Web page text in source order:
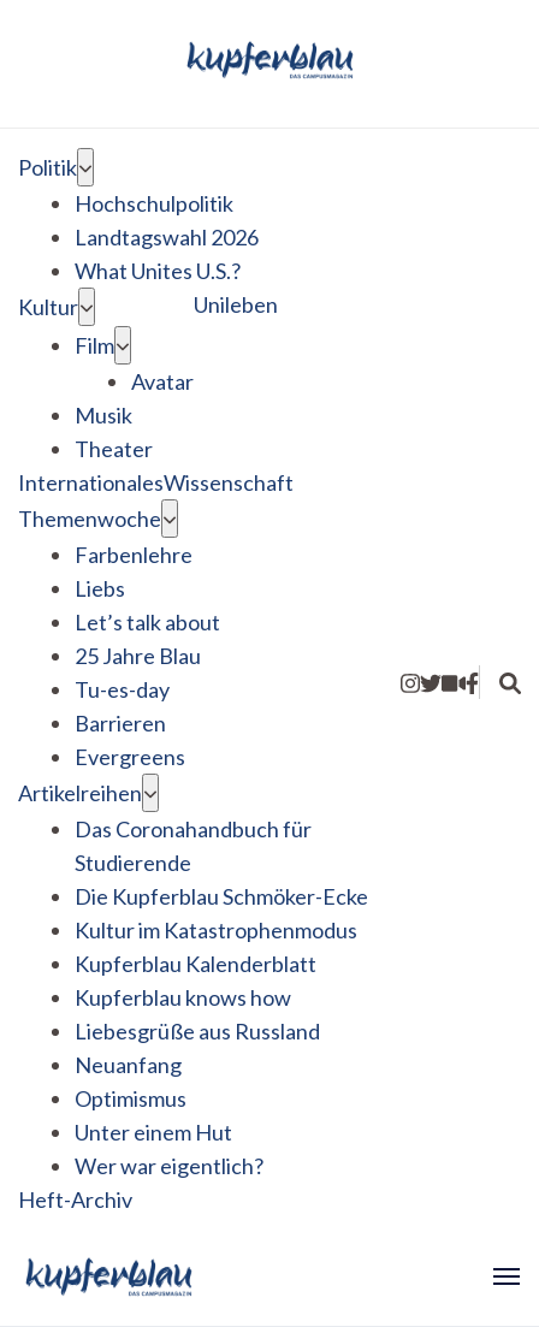
Politik
Hochschulpolitik
Landtagswahl 2026
What Unites U.S.?
Kultur
Film
Avatar
Musik
Theater
Unileben
InternationalesWissenschaft
Themenwoche
Farbenlehre
Liebs
Let’s talk about
25 Jahre Blau
Tu-es-day
Barrieren
Evergreens
Artikelreihen
Das Coronahandbuch für
Studierende
Die Kupferblau Schmöker-Ecke
Kultur im Katastrophenmodus
Kupferblau Kalenderblatt
Kupferblau knows how
Liebesgrüße aus Russland
Neuanfang
Optimismus
Unter einem Hut
Wer war eigentlich?
Heft-Archiv